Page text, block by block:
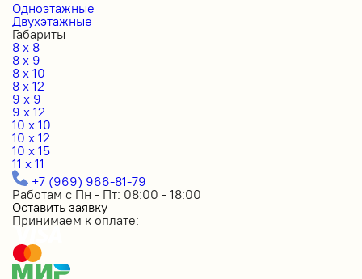
Одноэтажные
Двухэтажные
Габариты
8 x 8
8 x 9
8 x 10
8 x 12
9 x 9
9 x 12
10 x 10
10 x 12
10 x 15
11 x 11
+7 (969) 966-81-79
Работам с Пн - Пт: 08:00 - 18:00
Оставить заявку
Принимаем к оплате: